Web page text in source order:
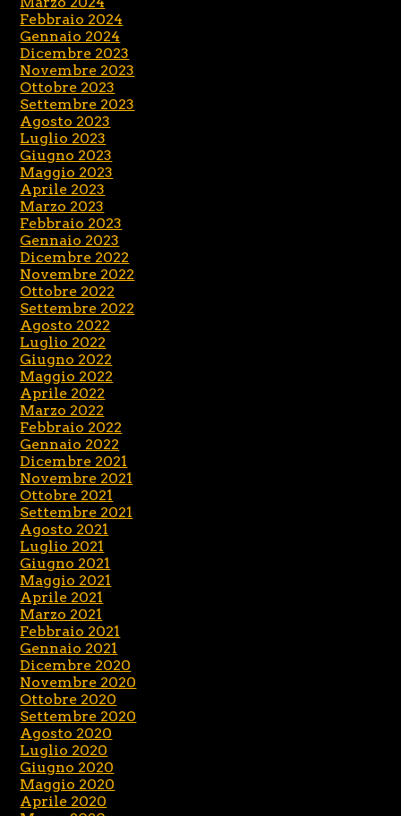
Febbraio 2024
Gennaio 2024
Dicembre 2023
Novembre 2023
Ottobre 2023
Settembre 2023
Agosto 2023
Luglio 2023
Giugno 2023
Maggio 2023
Aprile 2023
Marzo 2023
Febbraio 2023
Gennaio 2023
Dicembre 2022
Novembre 2022
Ottobre 2022
Settembre 2022
Agosto 2022
Luglio 2022
Giugno 2022
Maggio 2022
Aprile 2022
Marzo 2022
Febbraio 2022
Gennaio 2022
Dicembre 2021
Novembre 2021
Ottobre 2021
Settembre 2021
Agosto 2021
Luglio 2021
Giugno 2021
Maggio 2021
Aprile 2021
Marzo 2021
Febbraio 2021
Gennaio 2021
Dicembre 2020
Novembre 2020
Ottobre 2020
Settembre 2020
Agosto 2020
Luglio 2020
Giugno 2020
Maggio 2020
Aprile 2020